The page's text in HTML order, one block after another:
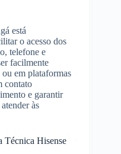
está
o acesso dos
telefone e
facilmente
em plataformas
contato
e garantir
às
Técnica Hisense